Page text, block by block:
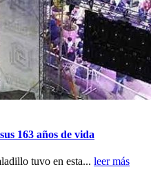
163 años de vida
tuvo en esta... leer más